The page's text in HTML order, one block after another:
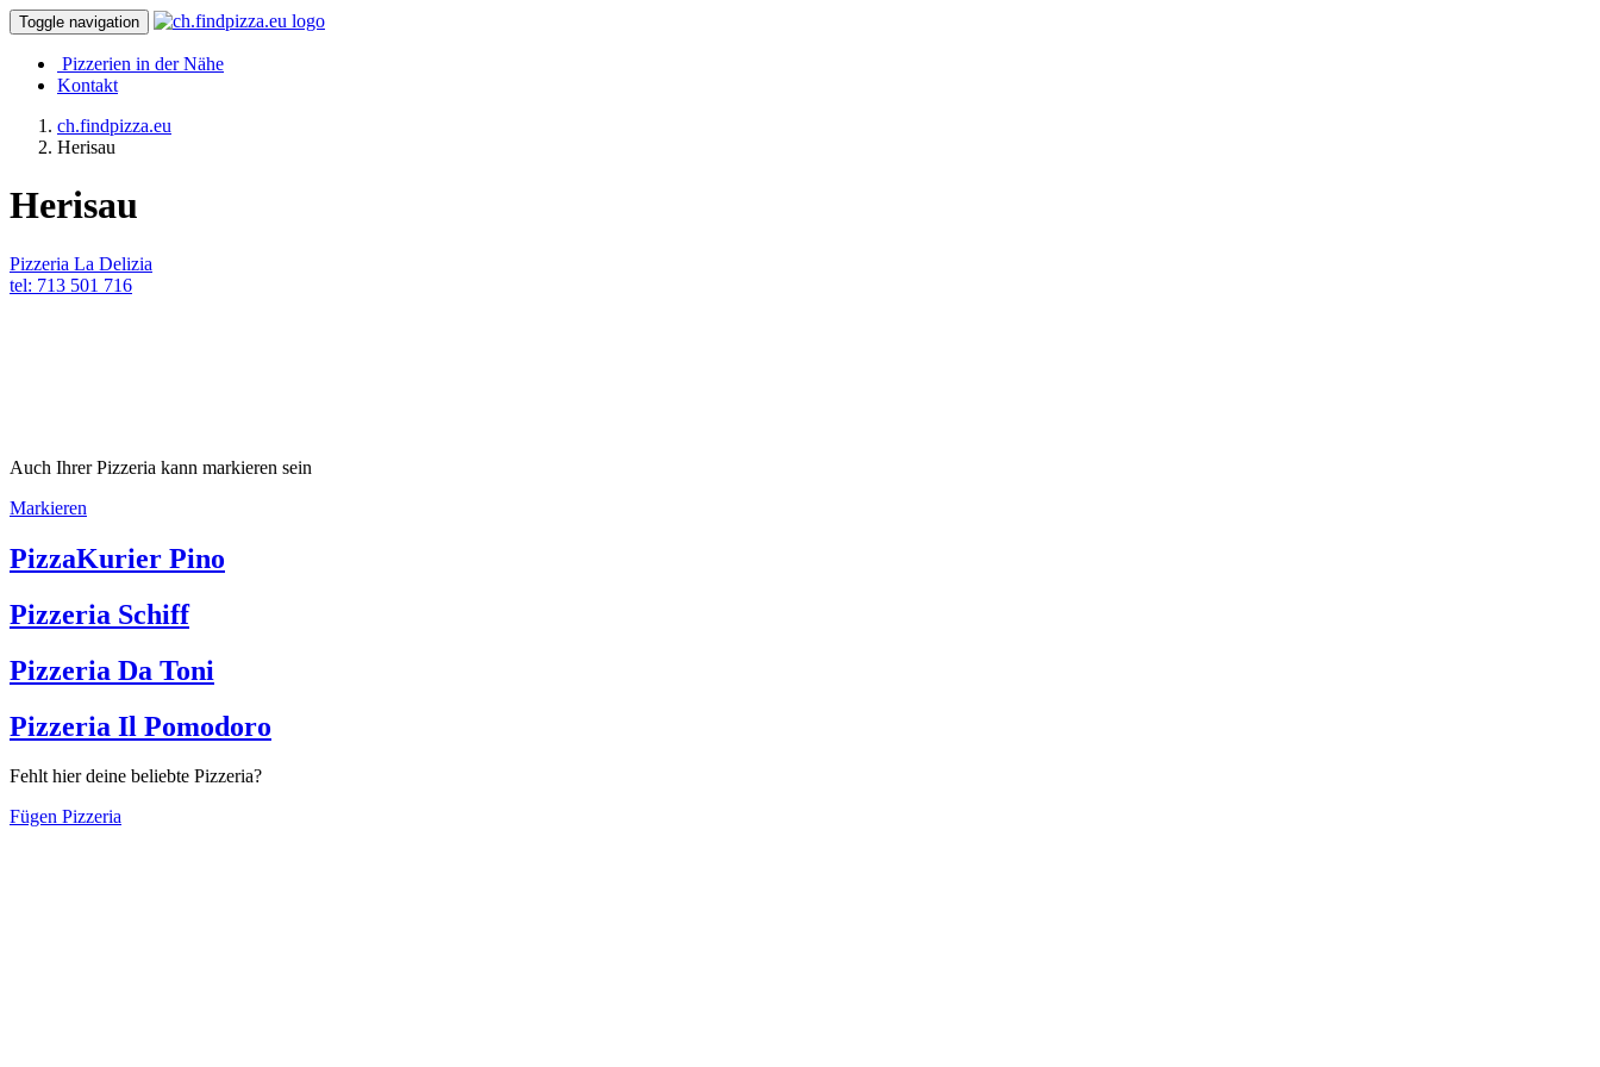
Toggle navigation
Pizzerien in der Nähe
Kontakt
ch.findpizza.eu
Herisau
Herisau
Pizzeria La Delizia
tel: 713 501 716
Auch Ihrer Pizzeria kann markieren sein
Markieren
PizzaKurier Pino
Pizzeria Schiff
Pizzeria Da Toni
Pizzeria Il Pomodoro
Fehlt hier deine beliebte Pizzeria?
Fügen Pizzeria